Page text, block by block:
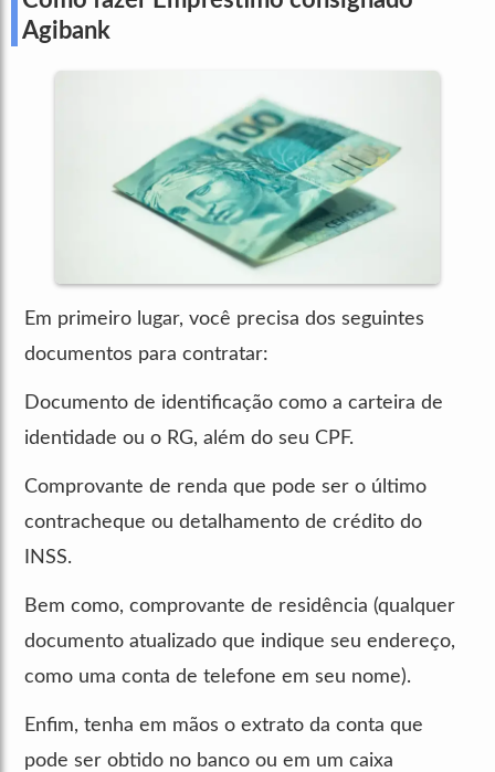
Agibank
Em primeiro lugar, você precisa dos seguintes
documentos para contratar:
Documento de identificação como a carteira de
identidade ou o RG, além do seu CPF.
Comprovante de renda que pode ser o último
contracheque ou detalhamento de crédito do
INSS.
Bem como, comprovante de residência (qualquer
documento atualizado que indique seu endereço,
como uma conta de telefone em seu nome).
Enfim, tenha em mãos o extrato da conta que
pode ser obtido no banco ou em um caixa